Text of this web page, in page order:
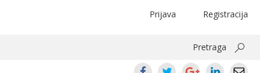
Registracija
Prijava
Pretraga